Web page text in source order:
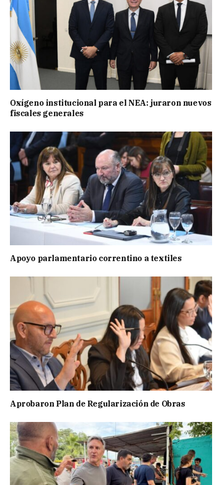
Oxígeno institucional para el NEA: juraron nuevos
fiscales generales
Apoyo parlamentario correntino a textiles
Aprobaron Plan de Regularización de Obras